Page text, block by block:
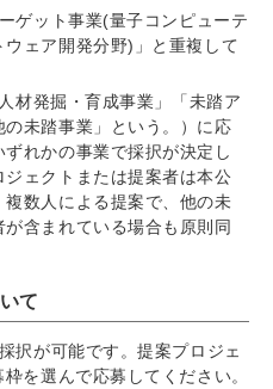
ゲット事業(量子コンピューテ
ェア開発分野)」と重複して
材発掘・育成事業」「未踏ア
の未踏事業」という。）に応
れかの事業で採択が決定し
ェクトまたは提案者は本公
数人による提案で、他の未
含まれている場合も原則同
て
択が可能です。提案プロジェ
を選んで応募してください。